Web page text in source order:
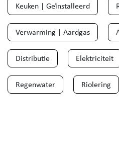
Keuken | Geïnstalleerd
Verwarming | Aardgas
Distributie Elektriciteit
Regenwater Riolering